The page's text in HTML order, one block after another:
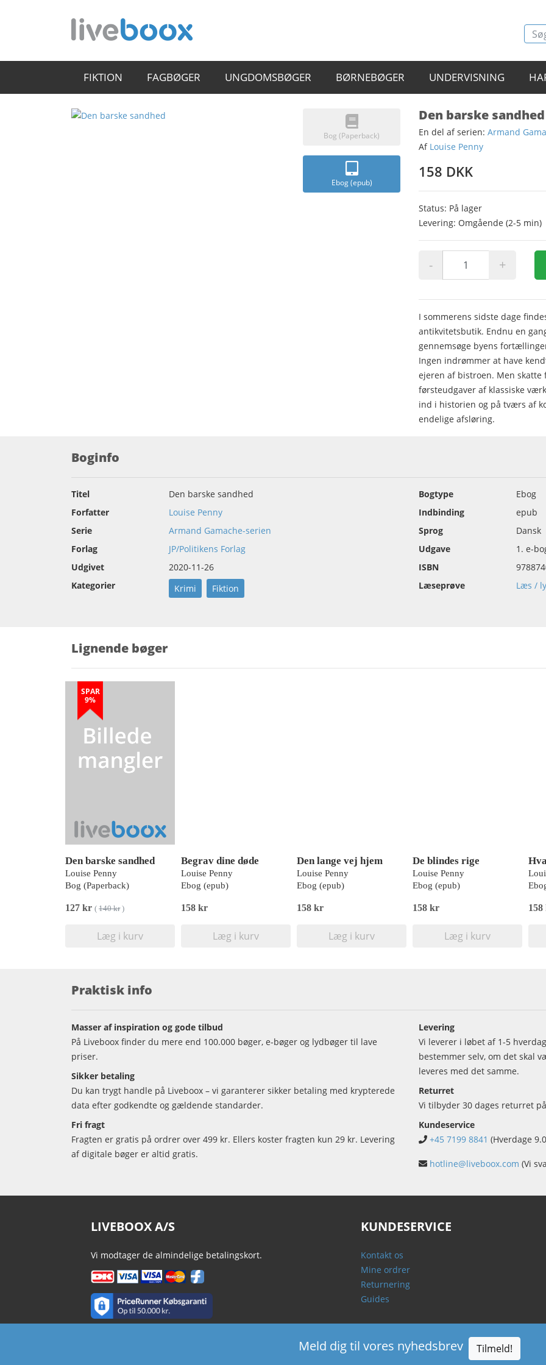
FIKTION FAGBØGER UNGDOMSBØGER BØRNEBØGER UNDERVISNING
Bog (Paperback)
Ebog (epub)
Den barske sandhed
En del af serien: Armand
Af Louise Penny
158 DKK
Status: På lager
Levering: Omgående (2-5 min)
- +
I sommerens sidste dage
antikvitetsbutik. Endnu en
gennemsøge byens
Ingen indrømmer at have
ejeren af bistroen. Men
førsteudgaver af klassiske
ind i historien og på tværs af
endelige afsløring.
Boginfo
Titel
Den barske sandhed
Forfatter
Louise Penny
Serie
Armand Gamache-serien
Forlag
JP/Politikens Forlag
Udgivet
2020-11-26
Kategorier
Krimi Fiktion
Bogtype
Ebog
Indbinding
epub
Sprog
Dansk
Udgave
1. e-
ISBN
Læseprøve
Læs /
Lignende bøger
SPAR
9%
Den barske sandhed
Louise Penny
Bog (Paperback)
127 kr ( 140 kr)
Læg i kurv
Begrav dine døde
Louise Penny
Ebog (epub)
158 kr
Læg i kurv
Den lange vej hjem
Louise Penny
Ebog (epub)
158 kr
Læg i kurv
De blindes rige
Louise Penny
Ebog (epub)
158 kr
Læg i kurv
Praktisk info
Masser af inspiration og gode tilbud
På Liveboox finder du mere end 100.000 bøger, e-bøger og lydbøger til lave
priser.
Sikker betaling
Du kan trygt handle på Liveboox – vi garanterer sikker betaling med krypterede
data efter godkendte og gældende standarder.
Fri fragt
Fragten er gratis på ordrer over 499 kr. Ellers koster fragten kun 29 kr. Levering
af digitale bøger er altid gratis.
Levering
Vi leverer i løbet af 1-5
bestemmer selv, om det skal
leveres med det samme.
Returret
Vi tilbyder 30 dages returret
Kundeservice
+45 7199 8841 (Hverdage
hotline@liveboox.com (Vi
LIVEBOOX A/S
Vi modtager de almindelige betalingskort.
KUNDESERVICE
Kontakt os
Mine ordrer
Returnering
Guides
Meld dig til vores nyhedsbrev Tilmeld!